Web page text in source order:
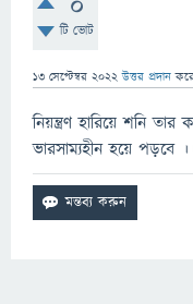
টি ভোট
13 সেপ্টেম্বর 2022 উত্তর প্রদান
নিয়ন্ত্রণ হারিয়ে শনি
ভারসাম্যহীন হয়ে পড়বে